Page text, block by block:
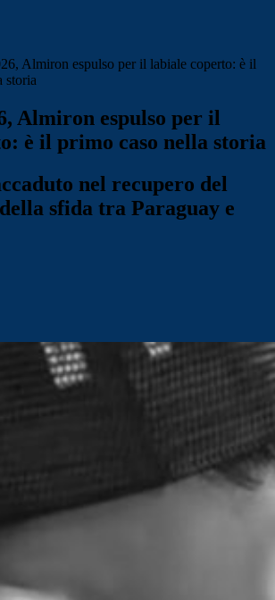
Almiron espulso per il labiale coperto: è il
storia
Almiron espulso per il
è il primo caso nella storia
nel recupero del
sfida tra Paraguay e